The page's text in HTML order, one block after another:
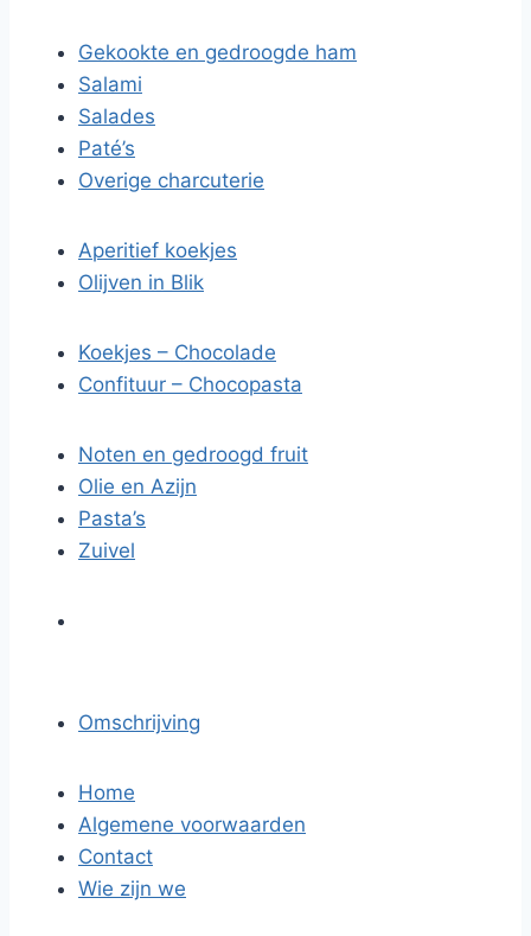
Gekookte en gedroogde ham
Salami
Salades
Paté’s
Overige charcuterie
Aperitief koekjes
Olijven in Blik
Koekjes – Chocolade
Confituur – Chocopasta
Noten en gedroogd fruit
Olie en Azijn
Pasta’s
Zuivel
Omschrijving
Home
Algemene voorwaarden
Contact
Wie zijn we